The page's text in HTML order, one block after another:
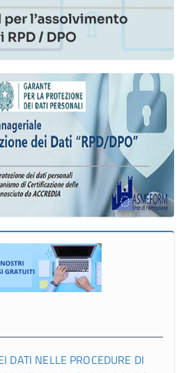
DATI NELLE PROCEDURE DI